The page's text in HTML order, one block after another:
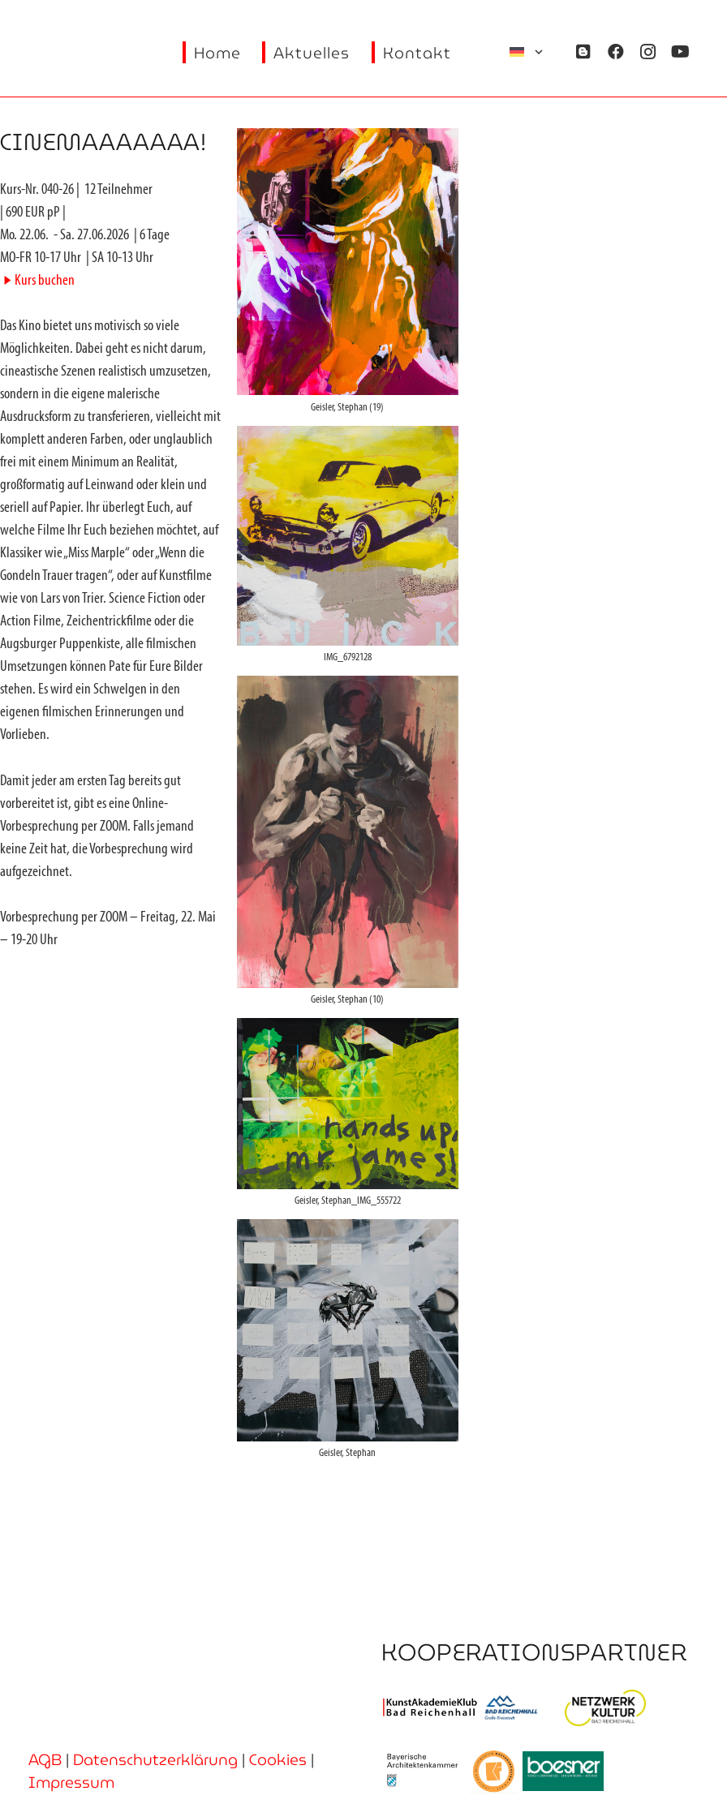
Home Aktuelles Kontakt
CINEMAAAAAAA!
Kurs-Nr. 040-26| 12Teilnehmer
690EUR pP |
Mo. 22.06. -Sa. 27.06.2026 6Tage
MO-FR 10-17 Uhr
SA 10-13 Uhr
► Kurs buchen
Das Kino bietet uns motivisch so viele
Möglichkeiten. Dabei geht es nicht darum,
cineastische Szenen realistisch umzusetzen,
sondern in die eigene malerische
Ausdrucksform zu transferieren, vielleicht mit
komplett anderen Farben, oder unglaublich
frei mit einem Minimum an Realität,
großformatig auf Leinwand oder klein und
seriell auf Papier. Ihr überlegt Euch, auf
welche Filme Ihr Euch beziehen möchtet, auf
Klassiker wie „Miss Marple“ oder „Wenn die
Gondeln Trauer tragen“, oder auf Kunstfilme
wie von Lars von Trier. Science Fiction oder
Action Filme, Zeichentrickfilme oder die
Augsburger Puppenkiste, alle filmischen
Umsetzungen können Pate für Eure Bilder
stehen. Es wird ein Schwelgen in den
eigenen filmischen Erinnerungen und
Vorlieben.
Damit jeder am ersten Tag bereits gut
vorbereitet ist, gibt es eine Online-
Vorbesprechung per ZOOM. Falls jemand
keine Zeit hat, die Vorbesprechung wird
aufgezeichnet.
Vorbesprechung per ZOOM – Freitag, 22. Mai
– 19-20 Uhr
Geisler, Stephan (19)
IMG_6792128
Geisler, Stephan (10)
Geisler, Stephan_IMG_555722
Geisler, Stephan
AGB| Datenschutzerklärung | Cookies |
Impressum
KOOPERATIONSPARTNER